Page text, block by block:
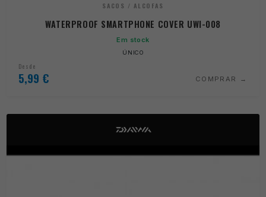
SACOS / ALCOFAS
WATERPROOF SMARTPHONE COVER UWI-008
Em stock
ÚNICO
Desde
5,99 € COMPRAR